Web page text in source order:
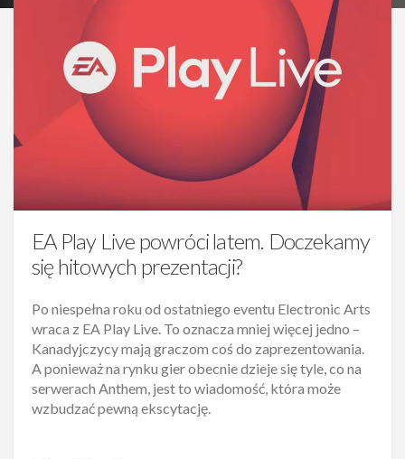
EA Play Live powróci latem. Doczekamy
się hitowych prezentacji?
Po niespełna roku od ostatniego eventu Electronic Arts
wraca z EA Play Live. To oznacza mniej więcej jedno –
Kanadyjczycy mają graczom coś do zaprezentowania.
A ponieważ na rynku gier obecnie dzieje się tyle, co na
serwerach Anthem, jest to wiadomość, która może
wzbudzać pewną ekscytację.